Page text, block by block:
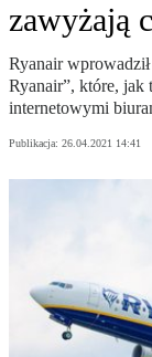
zawyżają
Ryanair
Ryanair”, które, jak
internetowymi
Publikacja: 26.04.2021 14:41